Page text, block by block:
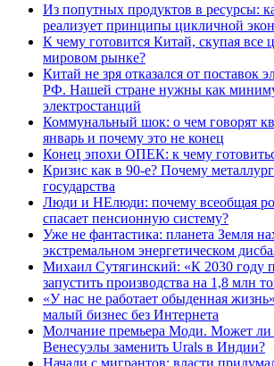
Из попутных продуктов в ресурсы:
реализует принципы цикличной
К чему готовится Китай, скупая все
мировом рынке?
Китай не зря отказался от поставок
РФ. Нашей стране нужны как
электростанций
Коммунальный шок: о чем говорят
январь и почему это не конец
Конец эпохи ОПЕК: к чему
Кризис как в 90-е? Почему
государства
Люди и НЕлюди: почему всеобщая
спасает пенсионную систему?
Уже не фантастика: планета Земля
экстремальном энергетическом
Михаил Сутягинский: «К 2030 году
запустить производства на 1,8 млн
«У нас не работает обыденная
малый бизнес без Интернета
Молчание премьера Моди. Может ли
Венесуэлы заменить Urals в Индии?
Начали с мигрантов: власти